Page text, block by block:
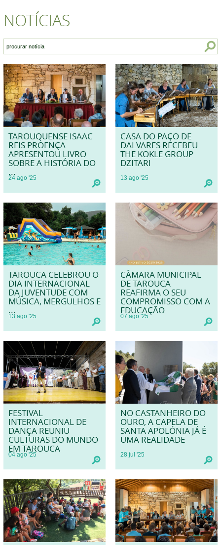
NOTÍCIAS
TAROUQUENSE ISAAC
REIS PROENÇA
APRESENTOU LIVRO
SOBRE A HISTÓRIA DO
...
24 ago '25
CASA DO PAÇO DE
DALVARES RECEBEU
THE KOKLE GROUP
DZITARI
13 ago '25
TAROUCA CELEBROU O
DIA INTERNACIONAL
DA JUVENTUDE COM
MÚSICA, MERGULHOS E
...
13 ago '25
CÂMARA MUNICIPAL
DE TAROUCA
REAFIRMA O SEU
COMPROMISSO COM A
EDUCAÇÃO
07 ago '25
FESTIVAL
INTERNACIONAL DE
DANÇA REUNIU
CULTURAS DO MUNDO
EM TAROUCA
04 ago '25
NO CASTANHEIRO DO
OURO, A CAPELA DE
SANTA APOLÓNIA JÁ É
UMA REALIDADE
28 jul '25